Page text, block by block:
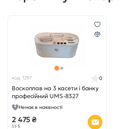
код 1297
Воскоплав на 3 касети і банку
професійний UMS-8327
0
Немає в наявності
2 475 ₴
55 $